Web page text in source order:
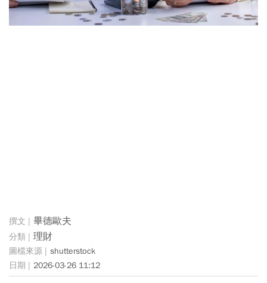
畢德歐夫
理財
shutterstock
2026-03-26 11:12